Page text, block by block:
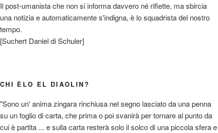
Il post-umanista che non si informa davvero né riflette, ma sbircia
una notizia e automaticamente s'indigna, è lo squadrista del nostro
tempo.
[Suchert Daniel di Schuler]
CHI ÈLO EL DIAOLIN?
"Sono un' anima zingara rinchiusa nel segno lasciato da una penna
su un foglio di carta, che prima o poi svanirà per tornare al punto da
cui è partita ... e sulla carta resterà solo il solco di una piccola sfera e